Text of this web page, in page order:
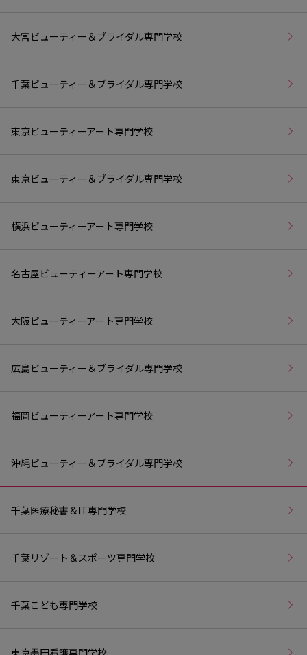
大宮ビューティー＆ブライダル専門学校
千葉ビューティー＆ブライダル専門学校
東京ビューティーアート専門学校
東京ビューティー＆ブライダル専門学校
横浜ビューティーアート専門学校
名古屋ビューティーアート専門学校
大阪ビューティーアート専門学校
広島ビューティー＆ブライダル専門学校
福岡ビューティーアート専門学校
沖縄ビューティー＆ブライダル専門学校
千葉医療秘書＆IT専門学校
千葉リゾート＆スポーツ専門学校
千葉こども専門学校